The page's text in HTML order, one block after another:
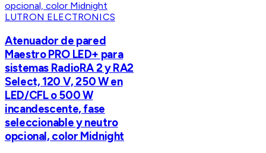
LUTRON ELECTRONICS
Atenuador de pared
Maestro PRO LED+ para
sistemas RadioRA 2 y RA2
Select, 120 V, 250 W en
LED/CFL o 500 W
incandescente, fase
seleccionable y neutro
opcional, color Midnight